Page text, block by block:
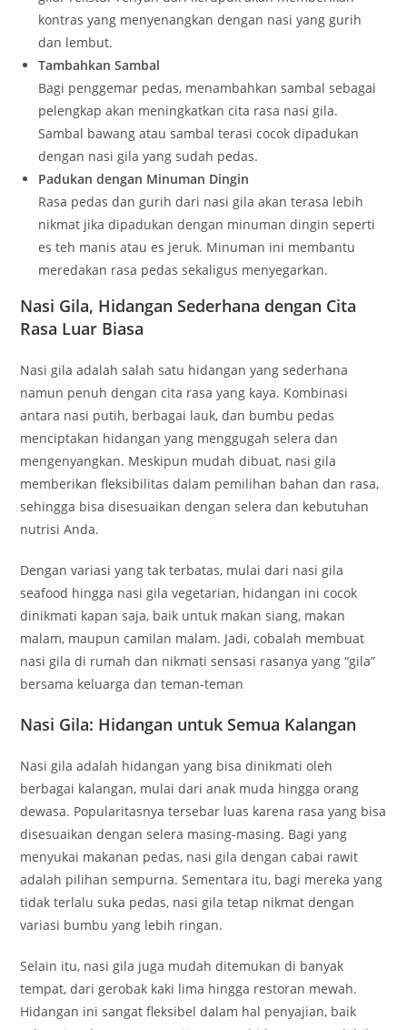
kontras yang menyenangkan dengan nasi yang gurih
dan lembut.
Tambahkan Sambal
Bagi penggemar pedas, menambahkan sambal sebagai
pelengkap akan meningkatkan cita rasa nasi gila.
Sambal bawang atau sambal terasi cocok dipadukan
dengan nasi gila yang sudah pedas.
Padukan dengan Minuman Dingin
Rasa pedas dan gurih dari nasi gila akan terasa lebih
nikmat jika dipadukan dengan minuman dingin seperti
es teh manis atau es jeruk. Minuman ini membantu
meredakan rasa pedas sekaligus menyegarkan.
Nasi Gila, Hidangan Sederhana dengan Cita
Rasa Luar Biasa
Nasi gila adalah salah satu hidangan yang sederhana
namun penuh dengan cita rasa yang kaya. Kombinasi
antara nasi putih, berbagai lauk, dan bumbu pedas
menciptakan hidangan yang menggugah selera dan
mengenyangkan. Meskipun mudah dibuat, nasi gila
memberikan fleksibilitas dalam pemilihan bahan dan rasa,
sehingga bisa disesuaikan dengan selera dan kebutuhan
nutrisi Anda.
Dengan variasi yang tak terbatas, mulai dari nasi gila
seafood hingga nasi gila vegetarian, hidangan ini cocok
dinikmati kapan saja, baik untuk makan siang, makan
malam, maupun camilan malam. Jadi, cobalah membuat
nasi gila di rumah dan nikmati sensasi rasanya yang “gila”
bersama keluarga dan teman-teman
Nasi Gila: Hidangan untuk Semua Kalangan
Nasi gila adalah hidangan yang bisa dinikmati oleh
berbagai kalangan, mulai dari anak muda hingga orang
dewasa. Popularitasnya tersebar luas karena rasa yang bisa
disesuaikan dengan selera masing-masing. Bagi yang
menyukai makanan pedas, nasi gila dengan cabai rawit
adalah pilihan sempurna. Sementara itu, bagi mereka yang
tidak terlalu suka pedas, nasi gila tetap nikmat dengan
variasi bumbu yang lebih ringan.
Selain itu, nasi gila juga mudah ditemukan di banyak
tempat, dari gerobak kaki lima hingga restoran mewah.
Hidangan ini sangat fleksibel dalam hal penyajian, baik